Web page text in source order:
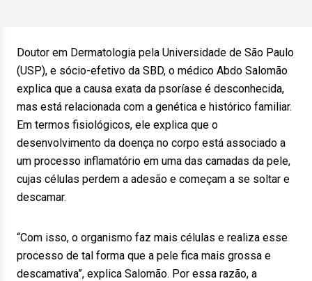
Doutor em Dermatologia pela Universidade de São Paulo
(USP), e sócio-efetivo da SBD, o médico Abdo Salomão
explica que a causa exata da psoríase é desconhecida,
mas está relacionada com a genética e histórico familiar.
Em termos fisiológicos, ele explica que o
desenvolvimento da doença no corpo está associado a
um processo inflamatório em uma das camadas da pele,
cujas células perdem a adesão e começam a se soltar e
descamar.
“Com isso, o organismo faz mais células e realiza esse
processo de tal forma que a pele fica mais grossa e
descamativa”, explica Salomão. Por essa razão, a